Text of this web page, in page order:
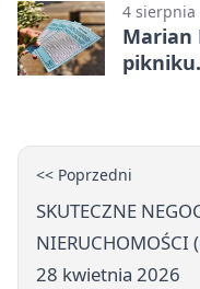
4 sierpnia
Marian
<< Poprzedni
SKUTECZNE
28 kwietnia 2026